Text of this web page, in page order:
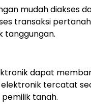
mudah diakses
transaksi
tanggungan.
dapat
tercatat
tanah.